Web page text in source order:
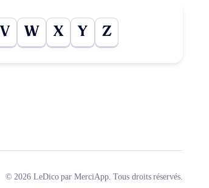
V W X Y Z
© 2026 LeDico par MerciApp. Tous droits réservés.